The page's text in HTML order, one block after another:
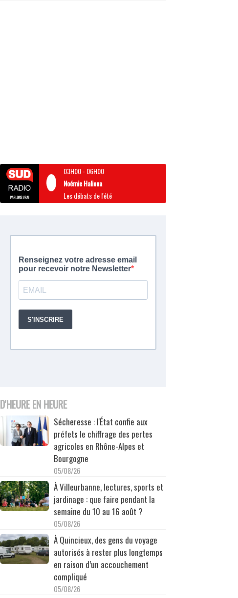
03H00- 06H00
Noémie Halioua
Les débats de l'été
D'HEURE EN HEURE
Sécheresse : l'État confie aux
préfets le chiffrage des pertes
agricoles en Rhône-Alpes et
Bourgogne
05/08/26
À Villeurbanne, lectures, sports et
jardinage : que faire pendant la
semaine du 10 au 16 août ?
05/08/26
À Quincieux, des gens du voyage
autorisés à rester plus longtemps
en raison d’un accouchement
compliqué
05/08/26